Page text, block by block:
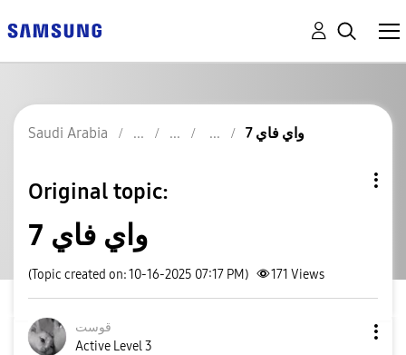
Saudi Arabia واي فاي 7
Original topic:
واي فاي 7
(Topic created on: 10-16-2025 07:17 PM) 171 Views
قوست
Active Level 3